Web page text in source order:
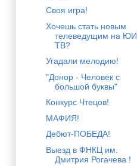
Своя игра!
Хочешь стать новым
телеведущим на ЮИ
ТВ?
Угадали мелодию!
"Донор - Человек с
большой буквы"
Конкурс Чтецов!
МАФИЯ!
Дебют-ПОБЕДА!
Выезд в ФНКЦ им.
Дмитрия Рогачева !